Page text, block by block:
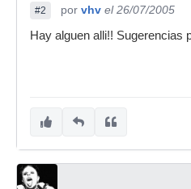
#2 por vhv el 26/07/2005
Hay alguen alli!! Sugerencias